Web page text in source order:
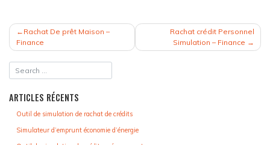
NAVIGATION
DE
L’ARTICLE
Rachat De prêt Maison –
Finance
Rachat crédit Personnel
Simulation – Finance
ARTICLES RÉCENTS
Outil de simulation de rachat de crédits
Simulateur d’emprunt économie d’énergie